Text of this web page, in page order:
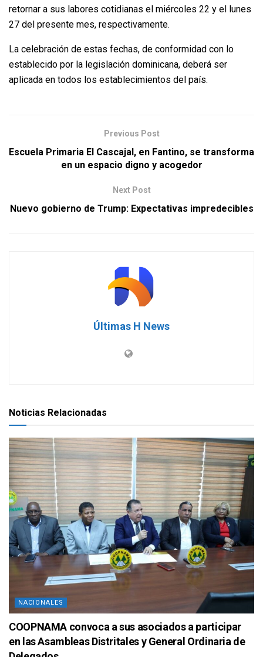
retornar a sus labores cotidianas el miércoles 22 y el lunes
27 del presente mes, respectivamente.
La celebración de estas fechas, de conformidad con lo
establecido por la legislación dominicana, deberá ser
aplicada en todos los establecimientos del país.
Previous Post
Escuela Primaria El Cascajal, en Fantino, se transforma
en un espacio digno y acogedor
Next Post
Nuevo gobierno de Trump: Expectativas impredecibles
Últimas H News
Noticias Relacionadas
NACIONALES
COOPNAMA convoca a sus asociados a participar
en las Asambleas Distritales y General Ordinaria de